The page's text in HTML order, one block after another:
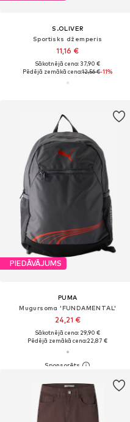
S.OLIVER
Sportisks džemperis
11,16 €
Sākotnējā cena: 37,90 €
Pēdējā zemākā cena:12,56 €-11%
PIEDĀVĀJUMS
PUMA
Mugursoma 'FUNDAMENTAL'
24,21 €
Sākotnējā cena: 29,90 €
Pēdējā zemākā cena:22,87 €